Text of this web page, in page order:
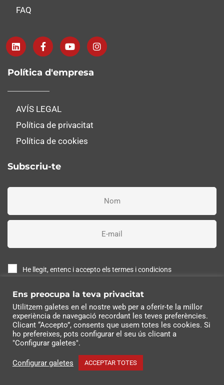
FAQ
Política d'empresa
AVÍS LEGAL
Política de privacitat
Política de cookies
Subscriu-te
He llegit, entenc i accepto els termes i condicions
Subscriure'm ara
© 2022 Industrias Eléctricas Soler, S.A | Tots els drets
reservats
Ens preocupa la teva privacitat
Utilitzem galetes en el nostre web per a oferir-te la millor
experiència de navegació recordant les teves preferències.
Clicant “Accepto”, consents que usem totes les cookies. Si
ho prefereixes, pots configurar el seu ús clicant a
"Configurar galetes".
Configurar galetes ACCEPTAR TOTES